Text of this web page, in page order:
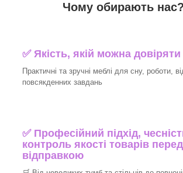
Чому обирають
✅ Якість, якій можна довіряти
Практичні та зручні меблі для сну, роботи,
повсякденних завдань
✅ Професійний підхід,
контроль якості товарів перед
відправкою